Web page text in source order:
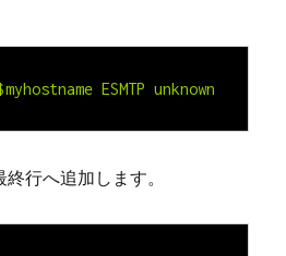
ESMTP unknown
行へ追加します。